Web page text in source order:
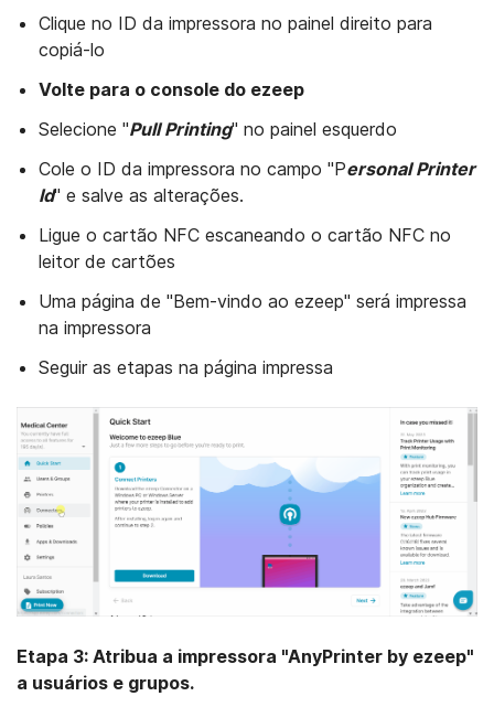
Clique no ID da impressora no painel direito para
copiá-lo
Volte para o console do ezeep
Selecione "Pull Printing" no painel esquerdo
Cole o ID da impressora no campo "Personal Printer
Id" e salve as alterações.
Ligue o cartão NFC escaneando o cartão NFC no
leitor de cartões
Uma página de "Bem-vindo ao ezeep" será impressa
na impressora
Seguir as etapas na página impressa
Etapa 3: Atribua a impressora "AnyPrinter by ezeep"
a usuários e grupos.